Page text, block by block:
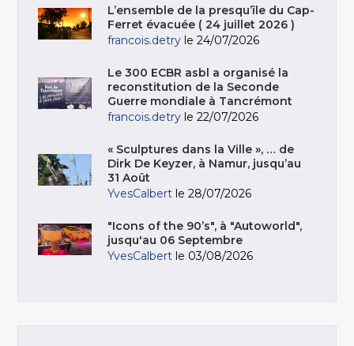
L’ensemble de la presqu’île du Cap-
Ferret évacuée ( 24 juillet 2026 )
francois.detry le 24/07/2026
Le 300 ECBR asbl a organisé la
reconstitution de la Seconde
Guerre mondiale à Tancrémont
francois.detry le 22/07/2026
« Sculptures dans la Ville », … de
Dirk De Keyzer, à Namur, jusqu’au
31 Août
YvesCalbert le 28/07/2026
"Icons of the 90’s", à "Autoworld",
jusqu'au 06 Septembre
YvesCalbert le 03/08/2026